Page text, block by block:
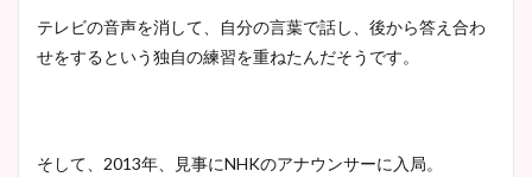
テレビの音声を消して、自分の言葉で話し、後から答え合わ
せをするという独自の練習を重ねたんだそうです。
そして、2013年、見事にNHKのアナウンサーに入局。